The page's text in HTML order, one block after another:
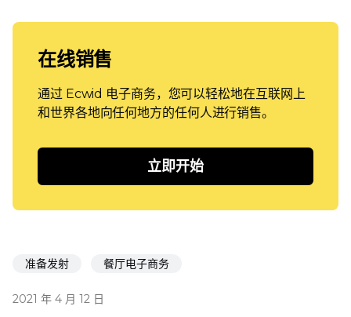
在线销售
通过 Ecwid 电子商务，您可以轻松地在互联网上
和世界各地向任何地方的任何人进行销售。
立即开始
准备发射 餐厅电子商务
2021 年 4 月 12 日